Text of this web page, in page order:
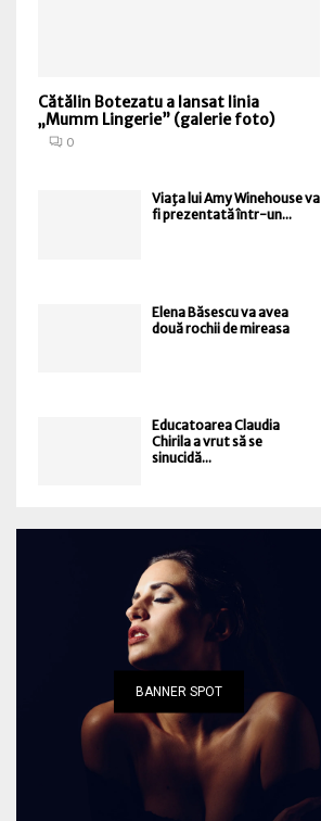
Cătălin Botezatu a lansat linia
„Mumm Lingerie” (galerie foto)
0
Viaţa lui Amy Winehouse va
fi prezentată într-un...
Elena Băsescu va avea
două rochii de mireasa
Educatoarea Claudia
Chirila a vrut să se
sinucidă...
BANNER SPOT